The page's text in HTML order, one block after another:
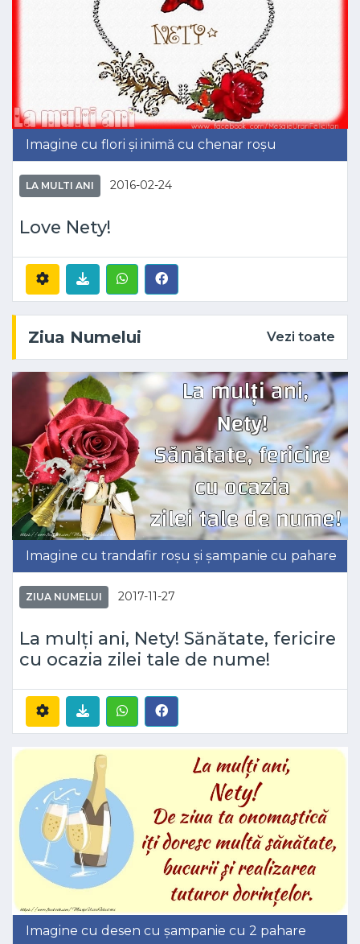
Imagine cu flori și inimă cu chenar roșu
LA MULTI ANI 2016-02-24
Love Nety!
Ziua Numelui Vezi toate
Imagine cu trandafir roșu și șampanie cu pahare
ZIUA NUMELUI 2017-11-27
La mulți ani, Nety! Sănătate, fericire
cu ocazia zilei tale de nume!
Imagine cu desen cu șampanie cu 2 pahare